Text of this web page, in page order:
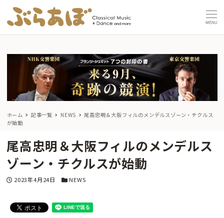
MENU
ホーム 記事一覧 NEWS
尾高忠明＆大阪フィルのメンデルスゾーン・チクルス
が始動
尾高忠明＆大阪フィルのメンデルス
ゾーン・チクルスが始動
投稿日
2023年4月24日 カテゴリー
NEWS